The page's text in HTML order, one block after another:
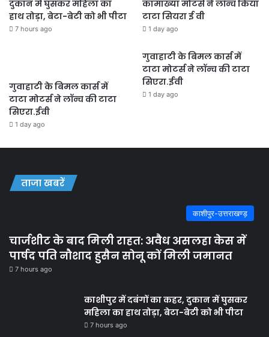
दुकान में घुसकर महिला का
हाथ तोड़ा, बेटा-बेटी को भी पीटा
7 hours ago
कामाख्या मोटर्स ने लॉन्च किया
टाटा सियरा ई वी
1 day ago
गुवाहाटी के बिमल कार्स में
टाटा मोटर्स ने लॉन्च की टाटा
सिएरा.ईवी
1 day ago
गुवाहाटी के बिमल कार्स में
टाटा मोटर्स ने लॉन्च की टाटा
सिएरा.ईवी
1 day ago
ताजा खबरें
काशीपुर-उत्तराखण्ड़
चार्जशीट के बाद मिली राहत: अवैध असलहा केस में
पार्षद पति नौशाद हुसैन सोनू कों मिली जमानत
7 hours ago
काशीपुर में दबंगों का कहर, दुकान में घुसकर
महिला का हाथ तोड़ा, बेटा-बेटी को भी पीटा
7 hours ago